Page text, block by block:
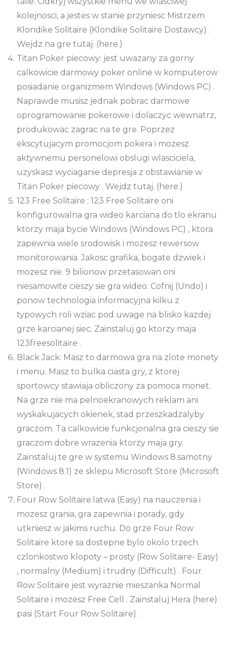
kolejnosci, a jestes w stanie przyniesc Mistrzem
Klondike Solitaire (Klondike Solitaire Dostawcy) .
Wejdz na gre tutaj. (here.)
Titan Poker piecowy: jest uwazany za gorny
calkowicie darmowy poker online w komputerow
posiadanie organizmem Windows (Windows PC) .
Naprawde musisz jednak pobrac darmowe
oprogramowanie pokerowe i dolaczyc wewnatrz,
produkowac zagrac na te gre. Poprzez
ekscytujacym promocjom pokera i mozesz
aktywnemu personelowi obslugi wlasciciela,
uzyskasz wyciaganie depresja z obstawianie w
Titan Poker piecowy . Wejdz tutaj. (here.)
123 Free Solitaire : 123 Free Solitaire oni
konfigurowalna gra wideo karciana do tlo ekranu
ktorzy maja bycie Windows (Windows PC) , ktora
zapewnia wiele srodowisk i mozesz rewersow
monitorowania. Jakosc grafika, bogate dzwiek i
mozesz nie. 9 bilionow przetasowan oni
niesamowite cieszy sie gra wideo. Cofnij (Undo) i
ponow technologia informacyjna kilku z
typowych roli wziac pod uwage na blisko kazdej
grze karcianej siec. Zainstaluj go ktorzy maja
123freesolitaire .
Black Jack: Masz to darmowa gra na zlote monety
i menu. Masz to bulka ciasta gry, z ktorej
sportowcy stawiaja obliczony za pomoca monet.
Na grze nie ma pelnoekranowych reklam ani
wyskakujacych okienek, stad przeszkadzalyby
graczom. Ta calkowicie funkcjonalna gra cieszy sie
graczom dobre wrazenia ktorzy maja gry.
Zainstaluj te gre w systemu Windows 8.samotny
(Windows 8.1) ze sklepu Microsoft Store (Microsoft
Store) .
Four Row Solitaire:latwa (Easy) na nauczenia i
mozesz grania, gra zapewnia i porady, gdy
utkniesz w jakims ruchu. Do grze Four Row
Solitaire ktore sa dostepne bylo okolo trzech
czlonkostwo klopoty – prosty (Row Solitaire- Easy)
, normalny (Medium) i trudny (Difficult) . Four
Row Solitaire jest wyraznie mieszanka Normal
Solitaire i mozesz Free Cell . Zainstaluj Hera (here)
pasi (Start Four Row Solitaire) .